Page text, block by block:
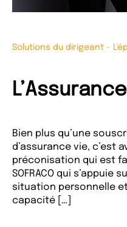
Solutions du dirigeant -
Bien plus qu’une
d’assurance vie, c’est
préconisation qui est
SOFRACO qui s’appuie
situation personnelle
capacité […]